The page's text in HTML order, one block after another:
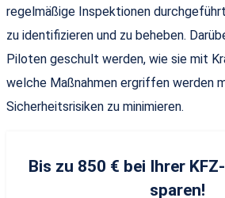
regelmäßige Inspektionen
zu identifizieren und zu beheben.
Piloten geschult werden, wie sie mit
welche Maßnahmen ergriffen werden
Sicherheitsrisiken zu minimieren.
Bis zu 850 € bei Ihrer
sparen!